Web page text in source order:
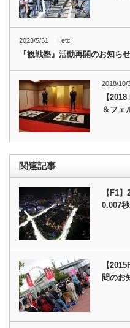
2023/5/31 etc
『観戦塾』活動再開のお知らせ
2018/10/
【
＆フェ
関連記事
【F1
0.007
【
間のお